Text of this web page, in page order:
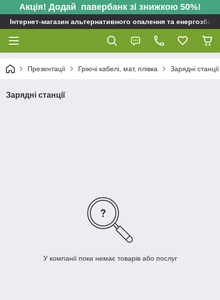
Акція! Додай павербанк зі знижкою 50%!
Інтернет-магазин альтернативного опалення та
Презентації Гріючі кабелі, мат, плівка Зарядні станції
Зарядні станції
У компанії поки немає товарів або послуг